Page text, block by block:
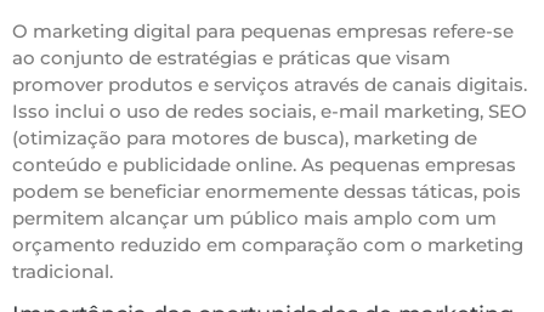
O marketing digital para pequenas empresas refere-se
ao conjunto de estratégias e práticas que visam
promover produtos e serviços através de canais digitais.
Isso inclui o uso de redes sociais, e-mail marketing, SEO
(otimização para motores de busca), marketing de
conteúdo e publicidade online. As pequenas empresas
podem se beneficiar enormemente dessas táticas, pois
permitem alcançar um público mais amplo com um
orçamento reduzido em comparação com o marketing
tradicional.